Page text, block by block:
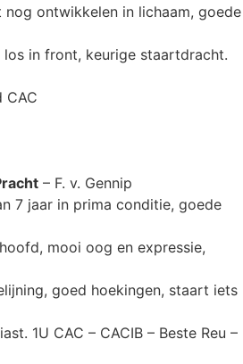
ontwikkelen in lichaam, goede
in front, keurige staartdracht.
CAC
– F. v. Gennip
7 jaar in prima conditie, goede
mooi oog en expressie,
goed hoekingen, staart iets
1U CAC – CACIB – Beste Reu –